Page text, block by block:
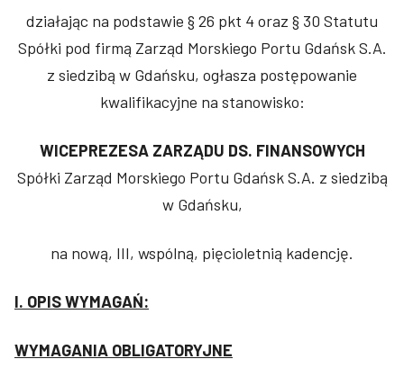
działając na podstawie § 26 pkt 4 oraz § 30 Statutu
Spółki pod firmą Zarząd Morskiego Portu Gdańsk S.A.
z siedzibą w Gdańsku, ogłasza postępowanie
kwalifikacyjne na stanowisko:
WICEPREZESA ZARZĄDU DS. FINANSOWYCH
Spółki Zarząd Morskiego Portu Gdańsk S.A. z siedzibą
w Gdańsku,
na nową, III, wspólną, pięcioletnią kadencję.
I. OPIS WYMAGAŃ:
WYMAGANIA OBLIGATORYJNE